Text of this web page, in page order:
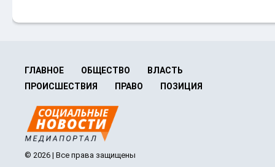
ГЛАВНОЕ ОБЩЕСТВО
ВЛАСТЬ
ПРОИСШЕСТВИЯ
ПРАВО ПОЗИЦИЯ
© 2026 | Все права защищены